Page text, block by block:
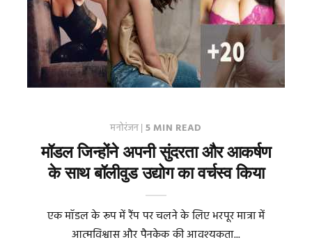
मनोरंजन| 5 MIN READ
मॉडल जिन्होंने अपनी सुंदरता और आकर्षण
के साथ बॉलीवुड उद्योग का वर्चस्व किया
एक मॉडल के रूप में रैंप पर चलने के लिए भरपूर मात्रा में
आत्मविश्वास और पैनकेक की आवश्यकता...